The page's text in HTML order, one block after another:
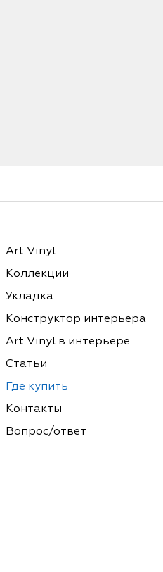
Art Vinyl
Коллекции
Укладка
Конструктор интерьера
Art Vinyl в интерьере
Статьи
Где купить
Контакты
Вопрос/ответ